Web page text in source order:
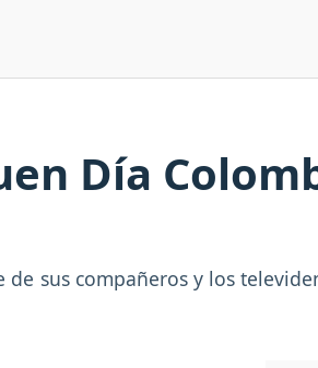
Día
sus compañeros y los